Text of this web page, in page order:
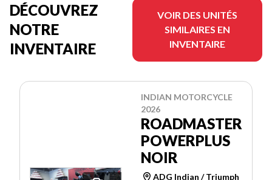
DÉCOUVREZ
NOTRE
INVENTAIRE
VOIR DES UNITÉS
SIMILAIRES EN
INVENTAIRE
INDIAN MOTORCYCLE
2026
ROADMASTER
POWERPLUS
NOIR
ADG Indian / Triumph